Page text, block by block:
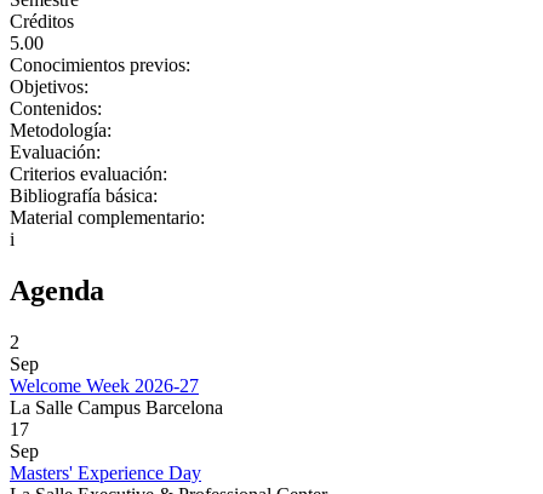
Créditos
5.00
Conocimientos previos:
Objetivos:
Contenidos:
Metodología:
Evaluación:
Criterios evaluación:
Bibliografía básica:
Material complementario:
i
Agenda
2
Sep
Welcome Week 2026-27
La Salle Campus Barcelona
17
Sep
Masters' Experience Day